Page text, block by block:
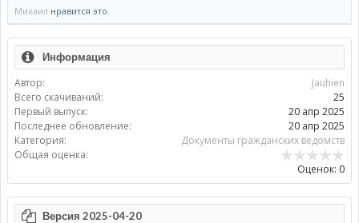
Михаил нравится это.
Информация
Автор:
Jauhien
Всего скачиваний:
25
Первый выпуск:
20 апр 2025
Последнее обновление:
20 апр 2025
Категория:
Документы гражданских ведомств
Общая оценка:
Оценок: 0
Версия 2025-04-20